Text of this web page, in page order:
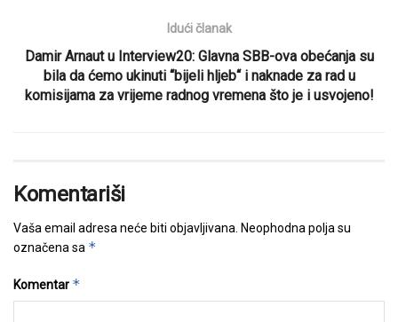
Idući članak
Damir Arnaut u Interview20: Glavna SBB-ova obećanja su
bila da ćemo ukinuti “bijeli hljeb“ i naknade za rad u
komisijama za vrijeme radnog vremena što je i usvojeno!
Komentariši
Vaša email adresa neće biti objavljivana. Neophodna polja su
označena sa *
Komentar *